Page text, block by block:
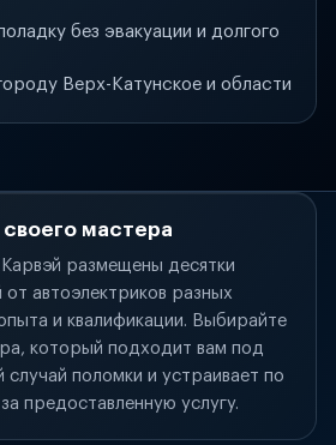
без эвакуации и долгого
Верх-Катунское и области
мастера
Карвэй размещены десятки
от автоэлектриков разных
и квалификации. Выбирайте
который подходит вам под
случай поломки и устраивает по
предоставленную услугу.